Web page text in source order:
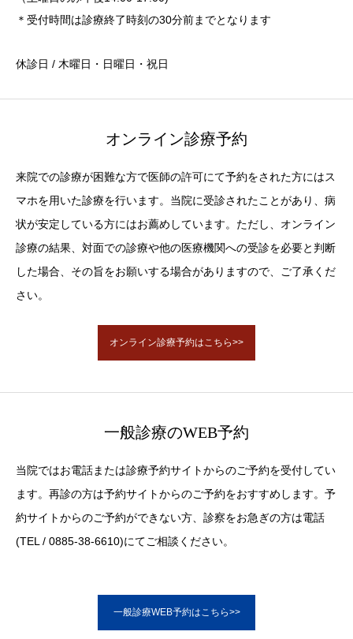
＊受付時間は診療終了時刻の30分前までとなります
休診日 / 木曜日・日曜日・祝日
オンライン診療予約
来院での診療が困難な方で医師の許可にて予約をされた方にはス
マホを用いた診療を行います。当院に受診されたことがあり、病
状が安定している方にはお薦めしています。ただし、オンライン
診療の結果、対面での診療や他の医療機関への受診を必要と判断
した場合、その旨をお願いする場合がありますので、ご了承くだ
さい。
オンライン診療予約はこちら>>
一般診療のWEB予約
当院ではお電話または診療予約サイトからのご予約を受付してい
ます。再診の方は予約サイトからのご予約をおすすめします。予
約サイトからのご予約ができない方、診察をお急ぎの方は電話
(TEL / 0885-38-6610)にてご相談ください。
一般診療WEB予約はこちら>>